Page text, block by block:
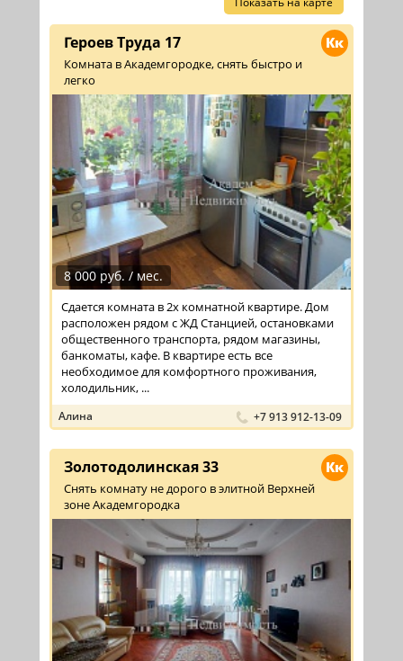
Кк
Героев Труда 17
Комната в Академгородке, снять быстро и
легко
8 000 руб. / мес.
Сдается комната в 2х комнатной квартире. Дом
расположен рядом с ЖД Станцией, остановками
общественного транспорта, рядом магазины,
банкоматы, кафе. В квартире есть все
необходимое для комфортного проживания,
холодильник, ...
Алина +7 913 912-13-09
Кк
Золотодолинская 33
Снять комнату не дорого в элитной Верхней
зоне Академгородка